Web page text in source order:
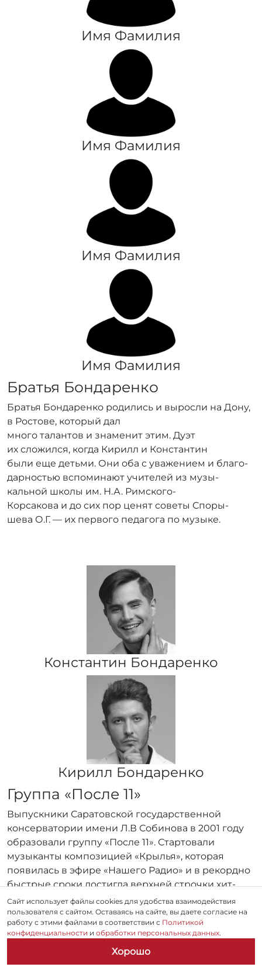
Имя Фамилия
Имя Фамилия
Имя Фамилия
Имя Фамилия
Братья Бондаренко
Братья Бондаренко родились и выросли на Дону,
в Ростове, который дал
много талантов и знаменит этим. Дуэт
их сложился, когда Кирилл и Константин
были еще детьми. Они оба с уважением и благо­
дар­но­стью вспо­ми­нают учителей из музы­
кальной школы им. Н.А. Римского-
Корсакова и до сих пор ценят советы Споры­
шева О.Г. — их первого педагога по музыке.
Константин Бондаренко
Кирилл Бондаренко
Группа «После 11»
Выпускники Саратовской государственной
консерватории имени Л.В Собинова в 2001 году
образовали группу «После 11». Стартовали
музыканты композицией «Крылья», которая
появилась в эфире «Нашего Радио» и в рекордно
быстрые сроки достигла верхней строчки хит-
парада Ребята быстро продвигались по пути к
успеху. На данный момент группа «После 11» —
одна из популярных фолк-рок-команд в России.
Ряды поклонников коллектива пополнились
тысячами любителей красивой, мелодичной
музыки.
Сайт использует файлы cookies для удобства взаимодействия
пользователя с сайтом. Оставаясь на сайте, вы даете согласие на
работу с этими файлами в соответствии с Политикой
конфиденциальности и обработки персональных данных.
Хорошо